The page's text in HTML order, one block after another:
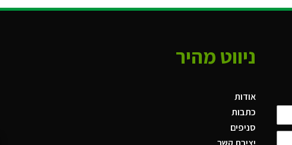
ניווט מהיר
אודות
כתבות
סניפים